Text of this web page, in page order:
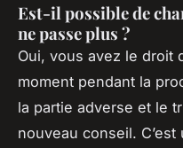
Est-il possible de
ne passe plus ?
Oui, vous avez le droit
moment pendant la
la partie adverse et le
nouveau conseil.